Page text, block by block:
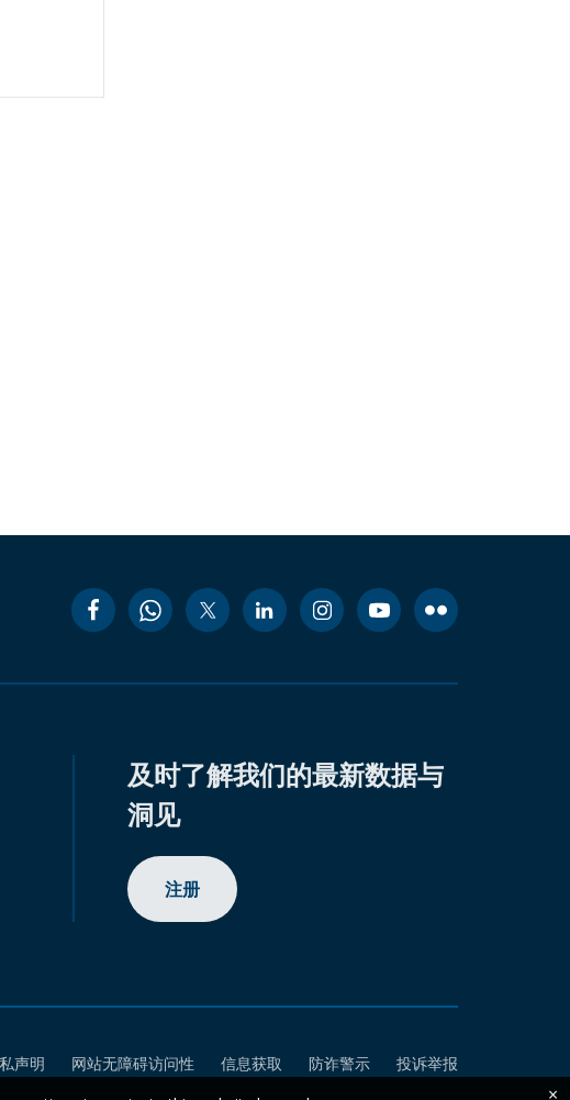
及时了解我们的最新数据与
洞见
注册
声明 网站无障碍访问性 信息获取 防诈警示
投诉举报
×